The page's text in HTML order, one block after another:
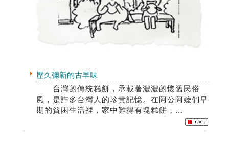
歷久彌新的古早味
台灣的傳統糕餅，承載著濃濃的懷舊民俗
風，是許多台灣人的珍貴記憶。在阿公阿嬤們早
期的貧困生活裡，家中難得有塊糕餅，...